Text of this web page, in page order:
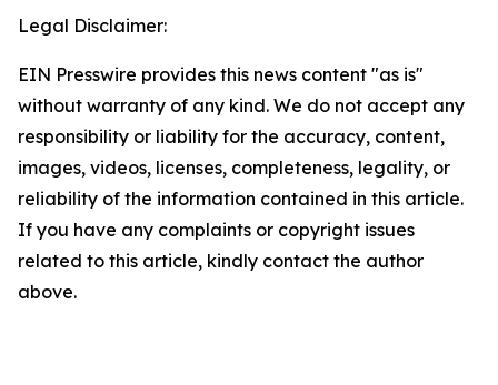
Legal Disclaimer:
EIN Presswire provides this news content "as is"
without warranty of any kind. We do not accept any
responsibility or liability for the accuracy, content,
images, videos, licenses, completeness, legality, or
reliability of the information contained in this article.
If you have any complaints or copyright issues
related to this article, kindly contact the author
above.